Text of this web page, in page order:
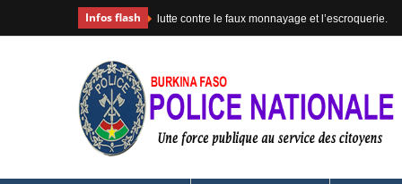
Infos flash lutte contre le faux monnayage et l’escroquerie.